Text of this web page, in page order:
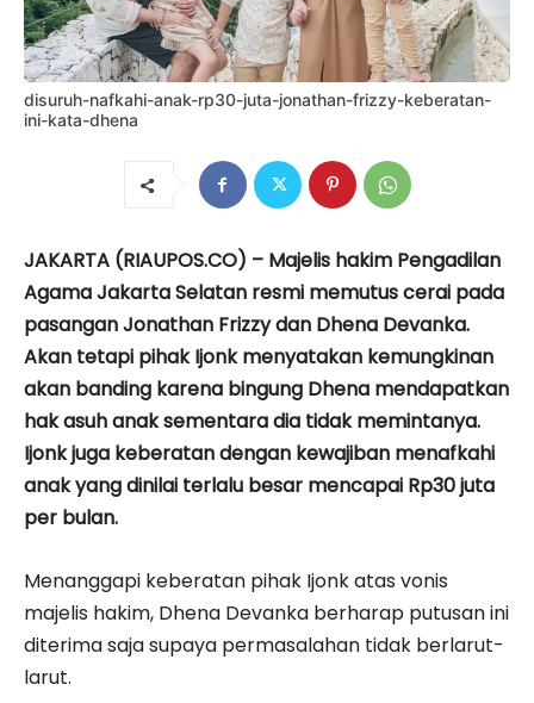
disuruh-nafkahi-anak-rp30-juta-jonathan-frizzy-keberatan-
ini-kata-dhena
JAKARTA (RIAUPOS.CO) – Majelis hakim Pengadilan
Agama Jakarta Selatan resmi memutus cerai pada
pasangan Jonathan Frizzy dan Dhena Devanka.
Akan tetapi pihak Ijonk menyatakan kemungkinan
akan banding karena bingung Dhena mendapatkan
hak asuh anak sementara dia tidak memintanya.
Ijonk juga keberatan dengan kewajiban menafkahi
anak yang dinilai terlalu besar mencapai Rp30 juta
per bulan.
Menanggapi keberatan pihak Ijonk atas vonis
majelis hakim, Dhena Devanka berharap putusan ini
diterima saja supaya permasalahan tidak berlarut-
larut.